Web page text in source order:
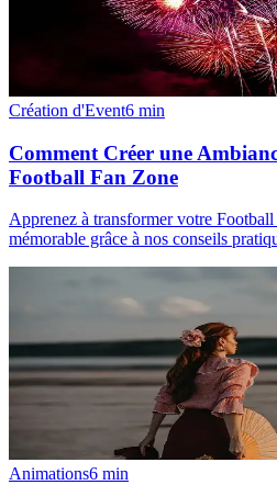
Création d'Event6 min
Comment Créer une
Football Fan Zone
Apprenez à transformer votre
mémorable grâce à nos conseils
Animations6 min